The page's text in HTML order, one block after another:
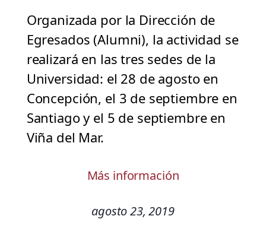
Organizada por la Dirección de
Egresados (Alumni), la actividad se
realizará en las tres sedes de la
Universidad: el 28 de agosto en
Concepción, el 3 de septiembre en
Santiago y el 5 de septiembre en
Viña del Mar.
Más información
agosto 23, 2019